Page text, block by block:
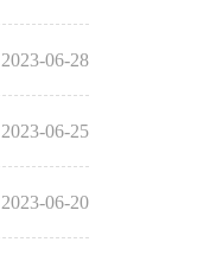
2023-06-28
2023-06-25
2023-06-20